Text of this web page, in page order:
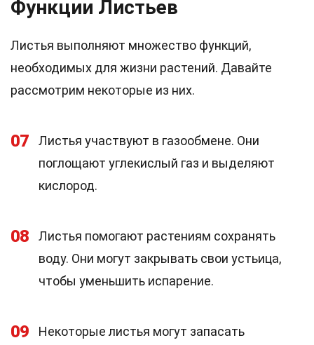
Функции Листьев
Листья выполняют множество функций,
необходимых для жизни растений. Давайте
рассмотрим некоторые из них.
07
Листья участвуют в газообмене. Они
поглощают углекислый газ и выделяют
кислород.
08
Листья помогают растениям сохранять
воду. Они могут закрывать свои устьица,
чтобы уменьшить испарение.
09
Некоторые листья могут запасать